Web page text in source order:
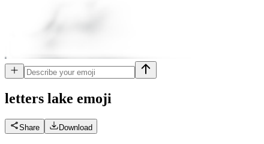
letters lake emoji
Share Download